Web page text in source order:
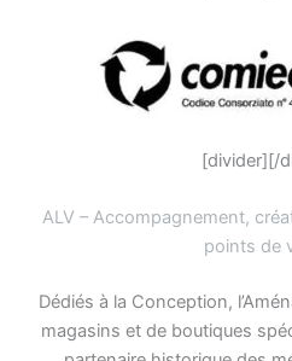
[divider][/
ALV – Accompagnement,
points de
Dédiés à la Conception,
magasins et de boutiques